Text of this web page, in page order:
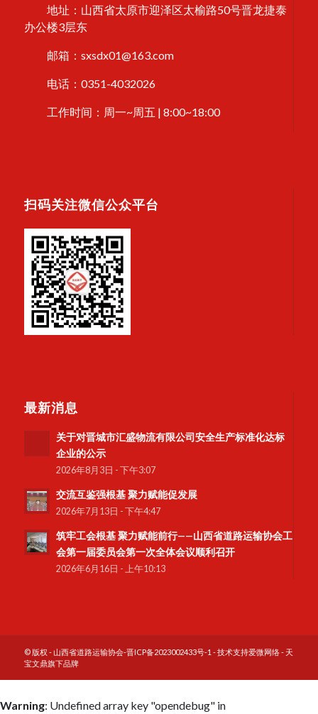
地址：山西省太原市迎泽区太榆路50号晋龙捷泰
办公楼3层东
邮箱：sxsdx01@163.com
电话：0351-4032026
工作时间：周一~周五 | 8:00~18:00
扫码关注微信公众平台
最新消息
关于对晋城市汇盛物流有限公司安全生产标准化达标
企业的公示
2026年8月3日 - 下午3:07
交流互鉴强根基 聚力赋能促发展
2026年7月13日 - 下午4:47
筑牢工会根基 聚力赋能前行——山西省道路运输协会工
会第一届委员会第一次全体会议顺利召开
2026年6月16日 - 上午10:13
© 版权 - 山西省道路运输协会-晋ICP备2023002433号-1 - 技术支持爱微网络- 天
宝文鼎旗下品牌
Warning: Undefined array key "opendebug" in